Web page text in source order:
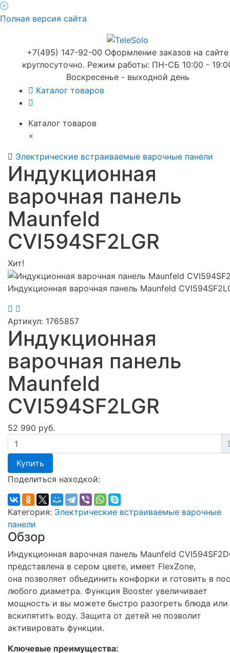
Полная версия сайта
+7(495) 147-92-00 Оформление заказов на сайте
круглосуточно. Режим работы: ПН-СБ 10:00 -
Воскресенье - выходной день
Каталог товаров
Каталог товаров
×
Электрические встраиваемые варочные панели
Индукционная
варочная панель
Maunfeld
CVI594SF2LGR
Хит!
Индукционная варочная панель Maunfeld
Артикул: 1765857
Индукционная
варочная панель
Maunfeld
CVI594SF2LGR
52 990 руб.
Купить
Поделиться находкой:
Категория: Электрические встраиваемые варочные
панели
Обзор
Индукционная варочная панель Maunfeld
представлена в сером цвете, имеет FlexZone,
она позволяет объединить конфорки и готовить в
любого диаметра. Функция Booster увеличивает
мощность и вы можете быстро разогреть блюда или
вскипятить воду. Защита от детей не позволит
активировать функции.
Ключевые преимущества: